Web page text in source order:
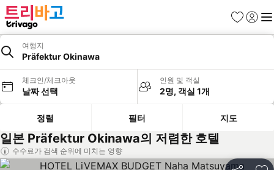
즐겨찾기
로그인
메
여행지
Präfektur Okinawa
체크인/체크아웃
날짜 선택
인원 및 객실
2명, 객실 1개
정렬 필터 지도
일본 Präfektur Okinawa의 저렴한 호텔
수수료가 검색 순위에 미치는 영향